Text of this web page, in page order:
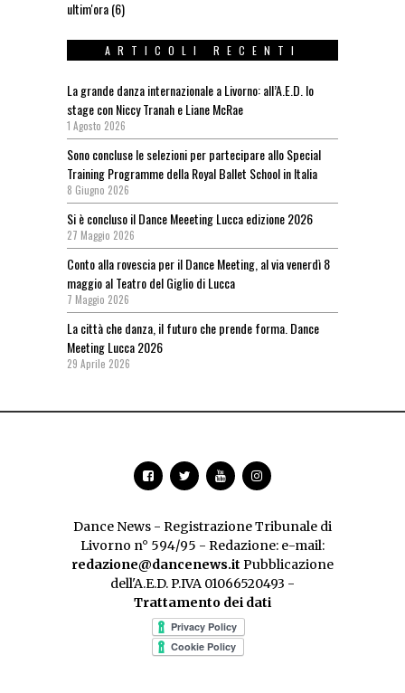
ultim'ora(6)
ARTICOLI RECENTI
La grande danza internazionale a Livorno: all’A.E.D. lo
stage con Niccy Tranah e Liane McRae
1 Agosto 2026
Sono concluse le selezioni per partecipare allo Special
Training Programme della Royal Ballet School in Italia
8 Giugno 2026
Si è concluso il Dance Meeeting Lucca edizione 2026
27 Maggio 2026
Conto alla rovescia per il Dance Meeting, al via venerdì 8
maggio al Teatro del Giglio di Lucca
7 Maggio 2026
La città che danza, il futuro che prende forma. Dance
Meeting Lucca 2026
29 Aprile 2026
Dance News - Registrazione Tribunale di
Livorno n° 594/95 - Redazione: e-mail:
redazione@dancenews.it Pubblicazione
dell'A.E.D. P.IVA 01066520493 -
Trattamento dei dati